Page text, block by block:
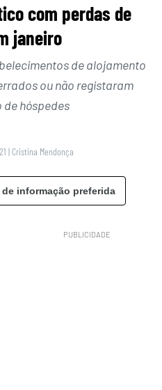
com perdas de
janeiro
de alojamento
ou não registaram
hóspedes
| Cristina Mendonça
informação preferida